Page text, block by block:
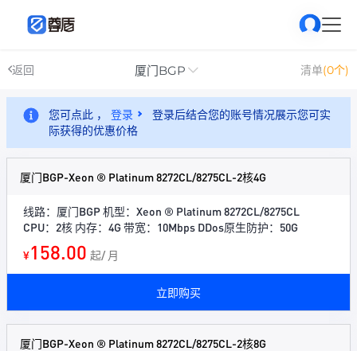
返回 厦门BGP 清单(0个)
您可点此 ， 登录
登录后结合您的账号情况展示您可实
际获得的优惠价格
厦门BGP-Xeon ® Platinum 8272CL/8275CL-2核4G
线路：厦门BGP 机型：Xeon ® Platinum 8272CL/8275CL
CPU：2核 内存：4G 带宽：10Mbps DDos原生防护：50G
¥158.00 起/ 月
立即购买
厦门BGP-Xeon ® Platinum 8272CL/8275CL-2核8G